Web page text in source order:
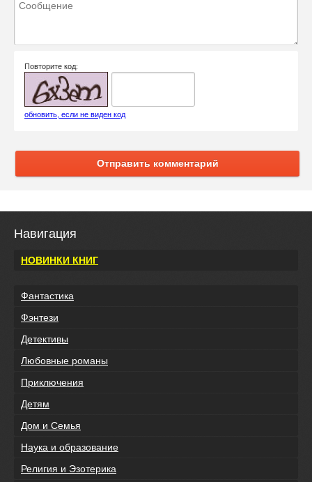
Повторите код:
обновить, если не виден код
Отправить комментарий
Навигация
НОВИНКИ КНИГ
Фантастика
Фэнтези
Детективы
Любовные романы
Приключения
Детям
Дом и Семья
Наука и образование
Религия и Эзотерика